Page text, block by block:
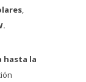
,
hasta la